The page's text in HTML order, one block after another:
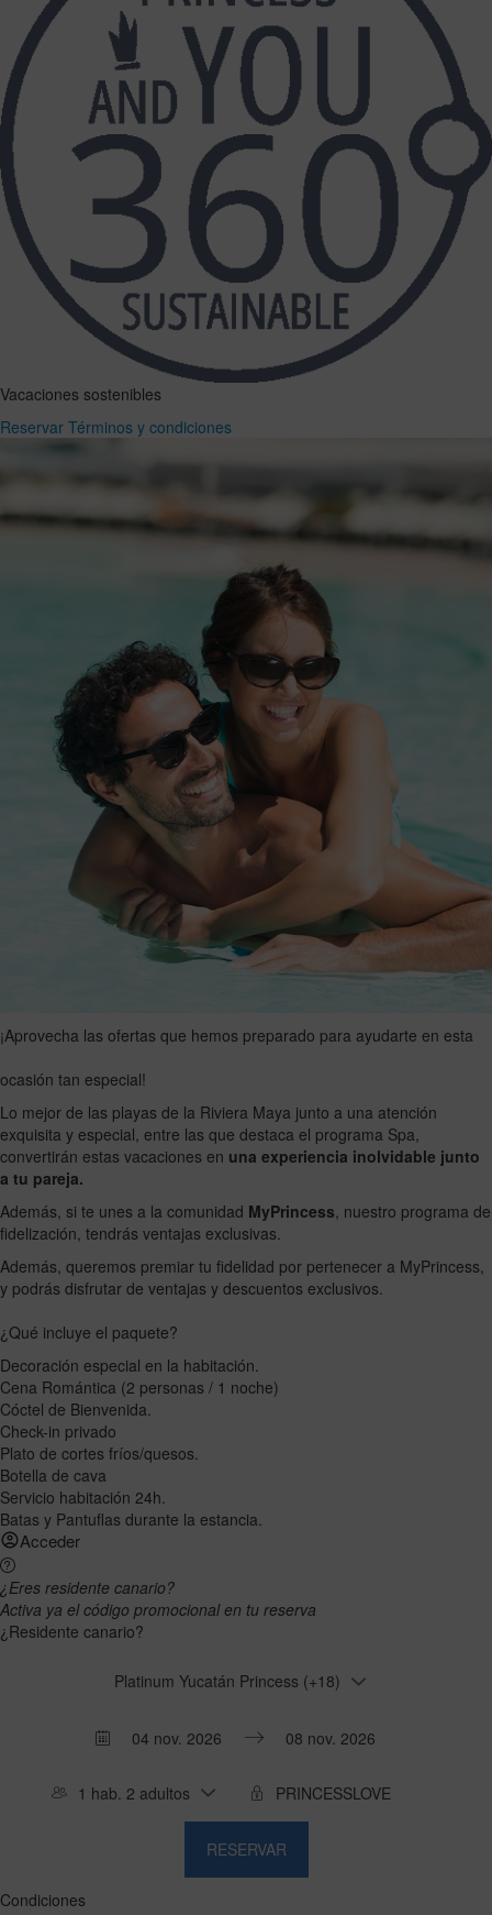
Vacaciones sostenibles
Reservar Términos y condiciones
¡Aprovecha las ofertas que hemos preparado para ayudarte en esta
ocasión tan especial!
Lo mejor de las playas de la Riviera Maya junto a una atención
exquisita y especial, entre las que destaca el programa Spa,
convertirán estas vacaciones en una experiencia inolvidable junto
a tu pareja.
Además, si te unes a la comunidad MyPrincess , nuestro programa de
fidelización, tendrás ventajas exclusivas.
Además, queremos premiar tu fidelidad por pertenecer a MyPrincess,
y podrás disfrutar de ventajas y descuentos exclusivos.
¿Qué incluye el paquete?
Decoración especial en la habitación.
Cena Romántica (2 personas / 1 noche)
Cóctel de Bienvenida.
Check-in privado
Plato de cortes fríos/quesos.
Botella de cava
Servicio habitación 24h.
Batas y Pantuflas durante la estancia.
Acceder
¿Eres residente canario?
Activa ya el código promocional en tu reserva
¿Residente canario?
Platinum Yucatán Princess (+18)
the
the
key
to
1 hab. 2 adultos
RESERVAR
Condiciones